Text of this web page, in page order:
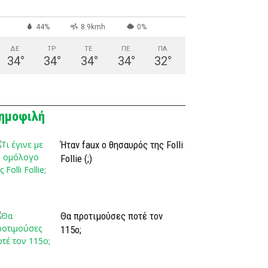
44% 8.9kmh 0%
ΔΕ
34°
ΤΡ
34°
ΤΕ
34°
ΠΕ
34°
ΠΑ
32°
Ήταν faux ο θησαυρός της Folli
Follie (;)
Θα προτιμούσες ποτέ τον
115ο;